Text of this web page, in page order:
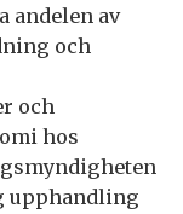
andelen av
och
och
hos
upphandling